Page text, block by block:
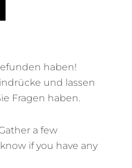
haben!
und lassen
Fragen haben.
a few
if you have any